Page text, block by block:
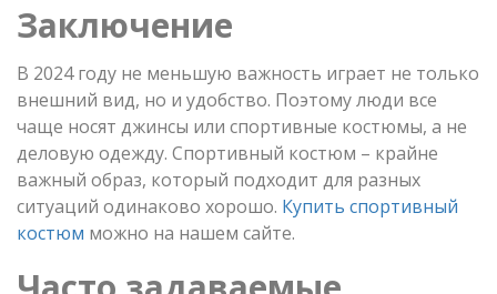
Заключение
В 2024 году не меньшую важность играет не только
внешний вид, но и удобство. Поэтому люди все
чаще носят джинсы или спортивные костюмы, а не
деловую одежду. Спортивный костюм – крайне
важный образ, который подходит для разных
ситуаций одинаково хорошо. Купить спортивный
костюм можно на нашем сайте.